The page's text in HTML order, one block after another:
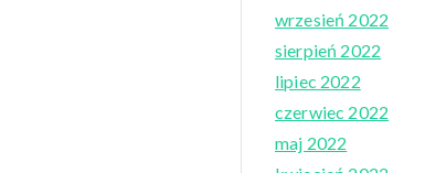
wrzesień 2022
sierpień 2022
lipiec 2022
czerwiec 2022
maj 2022